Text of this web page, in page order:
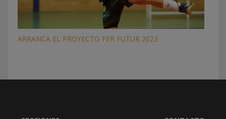
ARRANCA EL PROYECTO FER FUTUR 2023